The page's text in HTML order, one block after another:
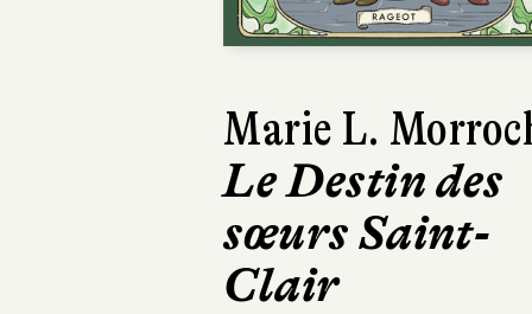
Marie L.
Le Destin des
sœurs Saint-
Clair